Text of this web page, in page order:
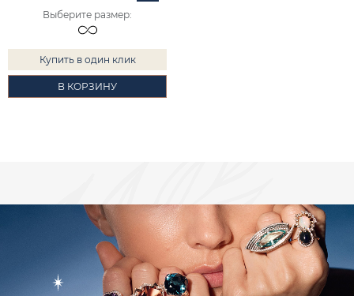
Выберите размер:
Купить в один клик
В КОРЗИНУ